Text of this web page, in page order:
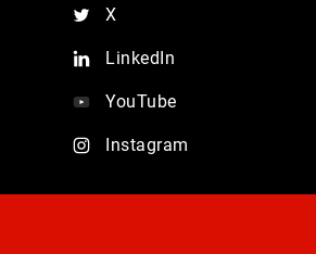
X
LinkedIn
YouTube
Instagram